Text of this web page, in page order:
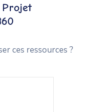
ces ressources ?